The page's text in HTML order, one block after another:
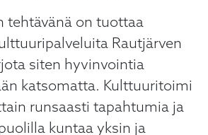
tehtävänä on tuottaa
Rautjärven
siten hyvinvointia
katsomatta. Kulttuuritoimi
runsaasti tapahtumia ja
kuntaa yksin ja